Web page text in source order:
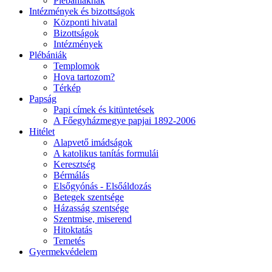
Intézmények és bizottságok
Központi hivatal
Bizottságok
Intézmények
Plébániák
Templomok
Hova tartozom?
Térkép
Papság
Papi címek és kitüntetések
A Főegyházmegye papjai 1892-2006
Hitélet
Alapvető imádságok
A katolikus tanítás formulái
Keresztség
Bérmálás
Elsőgyónás - Elsőáldozás
Betegek szentsége
Házasság szentsége
Szentmise, miserend
Hitoktatás
Temetés
Gyermekvédelem